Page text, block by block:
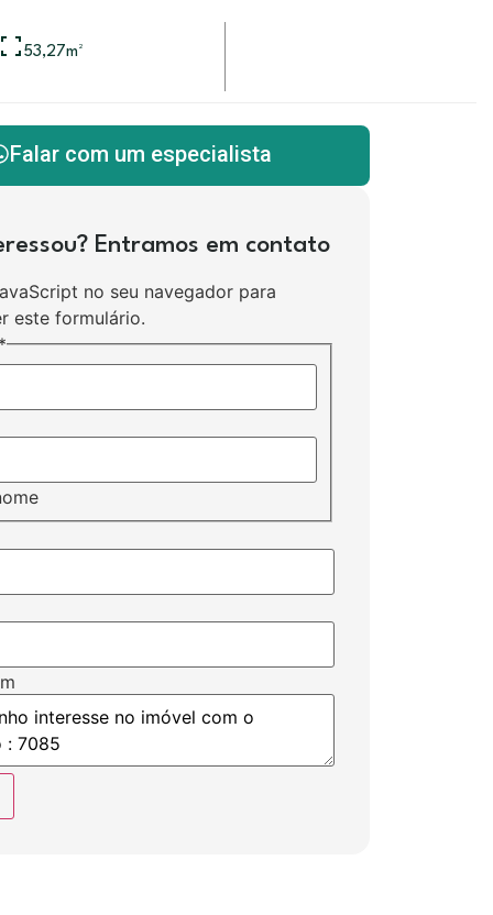
53,27m²
Falar com um especialista
Entramos em contato
no seu navegador para
este formulário.
*